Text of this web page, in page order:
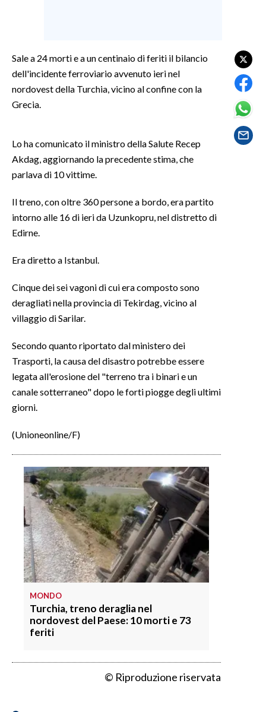
CULTURA
SPETTACOLI
SALUTE
SARDI NEL MONDO
NOTIZIE
3 MINUTI CON
INFO AZIENDE
ABBONATI
ANNUNCI
PUBBLICITÀ
SPIAGGE
STORE
Sale a 24 morti e a un centinaio di feriti il bilancio
dell'incidente ferroviario avvenuto ieri nel
nordovest della Turchia, vicino al confine con la
Grecia.
Lo ha comunicato il ministro della Salute Recep
Akdag, aggiornando la precedente stima, che
parlava di 10 vittime.
Il treno, con oltre 360 persone a bordo, era partito
intorno alle 16 di ieri da Uzunkopru, nel distretto di
Edirne.
Era diretto a Istanbul.
Cinque dei sei vagoni di cui era composto sono
deragliati nella provincia di Tekirdag, vicino al
villaggio di Sarilar.
Secondo quanto riportato dal ministero dei
Trasporti, la causa del disastro potrebbe essere
legata all'erosione del "terreno tra i binari e un
canale sotterraneo" dopo le forti piogge degli ultimi
giorni.
(Unioneonline/F)
MONDO
Turchia, treno deraglia nel
nordovest del Paese: 10 morti e 73
feriti
© Riproduzione riservata